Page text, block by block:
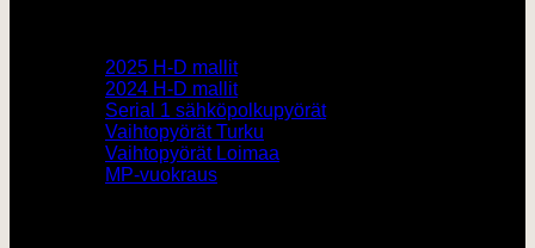
2025 H-D mallit
2024 H-D mallit
Serial 1 sähköpolkupyörät
Vaihtopyörät Turku
Vaihtopyörät Loimaa
MP-vuokraus